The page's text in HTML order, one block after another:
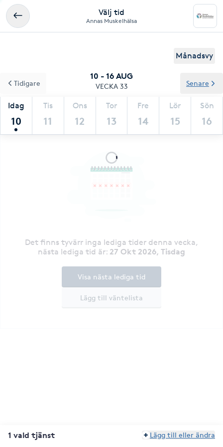
Välj tid
Annas Muskelhälsa
Månadsvy
10 - 16 AUG
VECKA 33
Idag
10
Tis
11
Ons
12
Tor
13
Fre
14
Lör
15
Sön
16
Tidigare Senare
Det finns tyvärr inga lediga tider denna vecka,
nästa lediga tid är: 27 Okt 2026, Tisdag
Lägg till väntelista
Visa nästa lediga tid
1 vald tjänst Lägg till eller ändra